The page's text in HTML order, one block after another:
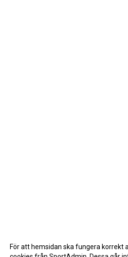
För att hemsidan ska fungera korrekt